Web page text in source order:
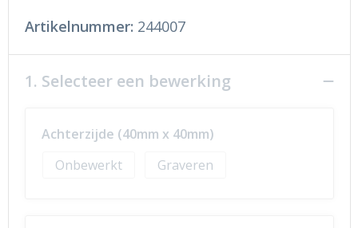
Artikelnummer: 244007
1. Selecteer een bewerking
Achterzijde (40mm x 40mm)
Onbewerkt
Graveren